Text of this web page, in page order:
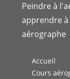
Peindre à
apprendre
aérographe
Accueil
Cours